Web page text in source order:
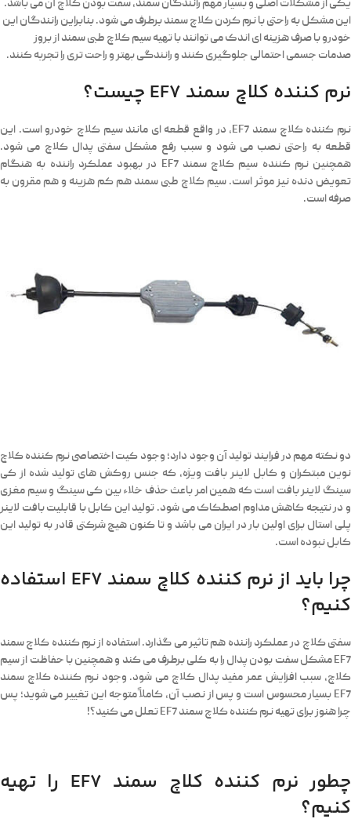
یکی از مشکلات اصلی و بسیار مهم رانندگان سمند، سفت بودن کلاچ آن می باشد.
این مشکل به راحتی با نرم کردن کلاچ سمند برطرف می شود. بنابراین رانندگان این
خودرو با صرف هزینه ای اندک می توانند با تهیه سیم کلاچ طبی سمند از بروز
صدمات جسمی احتمالی جلوگیری کنند و رانندگی بهتر و راحت تری را تجربه کنند.
نرم کننده کلاچ سمند EF7 چیست؟
نرم کننده کلاچ سمند EF7، در واقع قطعه ای مانند سیم کلاچ خودرو است. این
قطعه به راحتی نصب می شود و سبب رفع مشکل سفتی پدال کلاچ می شود.
همچنین نرم کننده سیم کلاچ سمند EF7 در بهبود عملکرد راننده به هنگام
تعویض دنده نیز موثر است. سیم کلاچ طبی سمند هم کم هزینه و هم مقرون به
صرفه است.
دو نکته مهم در فرایند تولید آن وجود دارد؛ وجود کیت اختصاصی نرم کننده کلاچ
نوین مبتکران و کابل لاینر بافت ویژه، که جنس روکش های تولید شده از کی
سینگ لاینر بافت است که همین امر باعث حذف خلاء بین کی سینگ و سیم مغزی
و در نتیجه کاهش مداوم اصطکاک می شود. تولید این کابل با قابلیت بافت لاینر
پلی استال برای اولین بار در ایران می باشد و تا کنون هیچ شرکتی قادر به تولید این
کابل نبوده است.
چرا باید از نرم کننده کلاچ سمند EF7 استفاده
کنیم؟
سفتی کلاچ در عملکرد راننده هم تاثیر می گذارد. استفاده از نرم کننده کلاچ سمند
EF7 مشکل سفت بودن پدال را به کلی برطرف می کند و همچنین با حفاظت از سیم
کلاچ، سبب افزایش عمر مفید پدال کلاچ می شود. وجود نرم کننده کلاچ سمند
EF7 بسیار محسوس است و پس از نصب آن، کاملاً متوجه این تغییر می شوید؛ پس
چرا هنوز برای تهیه نرم کننده کلاچ سمند EF7 تعلل می کنید؟!
چطور نرم کننده کلاچ سمند EF7 را تهیه
کنیم؟